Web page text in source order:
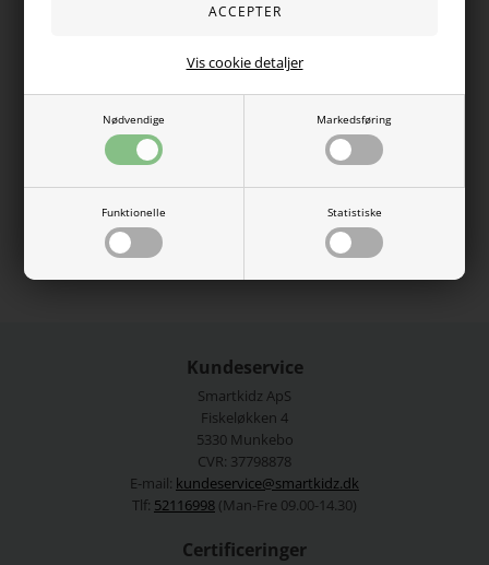
Nødvendige Markedsføring
Funktionelle Statistiske
Vis cookie detaljer
Varen er desværre udsolgt
Sødeste små baby shorts med jordbær print.
57% økologisk bomuld, 38% lyocell tencel, 5% elastan
Name It
13217442BW
Kundeservice
Smartkidz ApS
Fiskeløkken 4
5330 Munkebo
CVR: 37798878
E-mail: kundeservice@smartkidz.dk
Tlf: 52116998 (Man-Fre 09.00-14.30)
Certificeringer